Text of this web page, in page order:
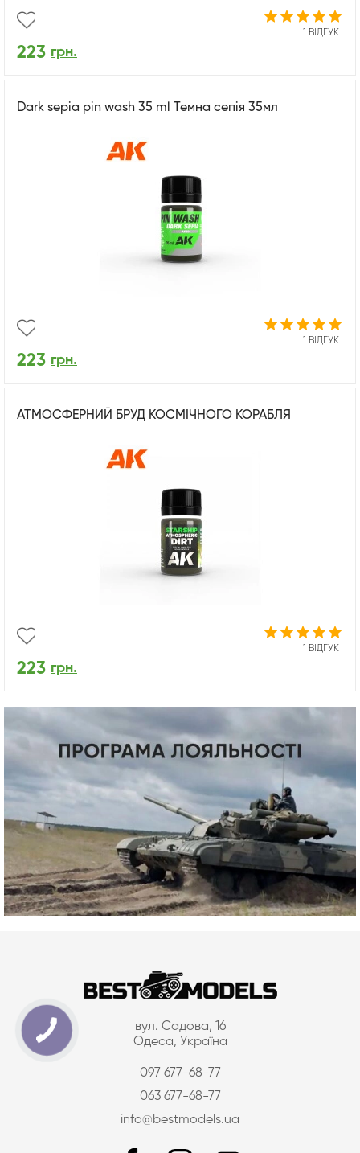
1 ВІДГУК
223 грн.
Dark sepia pin wash 35 ml Темна сепія 35мл
1 ВІДГУК
223 грн.
АТМОСФЕРНИЙ БРУД КОСМІЧНОГО КОРАБЛЯ
1 ВІДГУК
223 грн.
вул. Садова, 16
Одеса, Україна
097 677-68-77
063 677-68-77
info@bestmodels.ua